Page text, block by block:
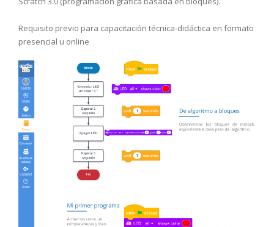
Requisito previo para capacitación técnica-didáctica en formato
presencial u online